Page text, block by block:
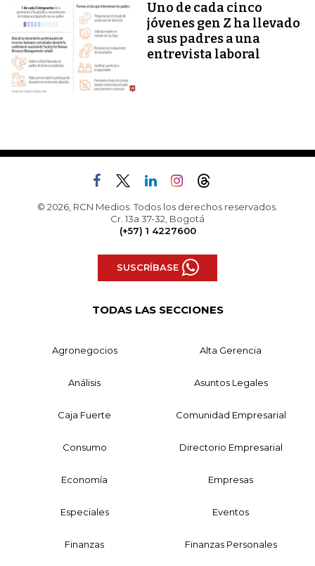
Uno de cada cinco
jóvenes gen Z ha llevado
a sus padres a una
entrevista laboral
© 2026, RCN Medios. Todos los derechos reservados.
Cr. 13a 37-32, Bogotá
(+57) 1 4227600
SUSCRÍBASE
TODAS LAS SECCIONES
Agronegocios Alta Gerencia
Análisis Asuntos Legales
Caja Fuerte Comunidad Empresarial
Consumo Directorio Empresarial
Economía Empresas
Especiales Eventos
Finanzas Finanzas Personales